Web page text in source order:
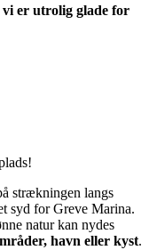
vi er utrolig glade for
strækningen langs
syd for Greve Marina.
natur kan nydes
havn eller kyst.